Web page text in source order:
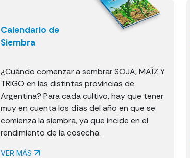
Calendario de
Siembra
¿Cuándo comenzar a sembrar SOJA, MAÍZ Y
TRIGO en las distintas provincias de
Argentina? Para cada cultivo, hay que tener
muy en cuenta los días del año en que se
comienza la siembra, ya que incide en el
rendimiento de la cosecha.
VER MÁS